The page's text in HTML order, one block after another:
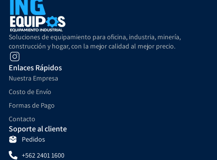
Soluciones de equipamiento para oficina, industria, minería,
construcción y hogar, con la mejor calidad al mejor precio.
Enlaces Rápidos
Nuestra Empresa
Costo de Envío
Formas de Pago
Contacto
Soporte al cliente
Pedidos
+562 2401 1600